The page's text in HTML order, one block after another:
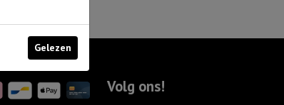
Volg ons!
Gelezen